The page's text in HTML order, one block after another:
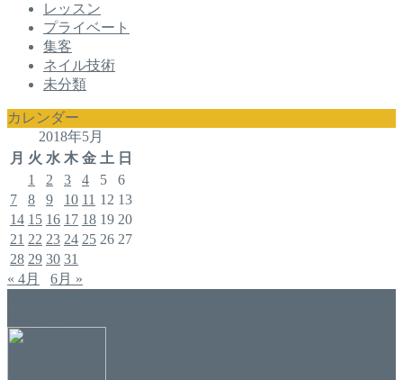
レッスン
プライベート
集客
ネイル技術
未分類
カレンダー
2018年5月
月 火 水 木 金 土 日
1
2 3 4 5
6
7
8 9 10 11 12 13
14 15 16 17 18 19 20
21 22 23 24 25 26 27
28 29 30 31
« 4月
6月 »